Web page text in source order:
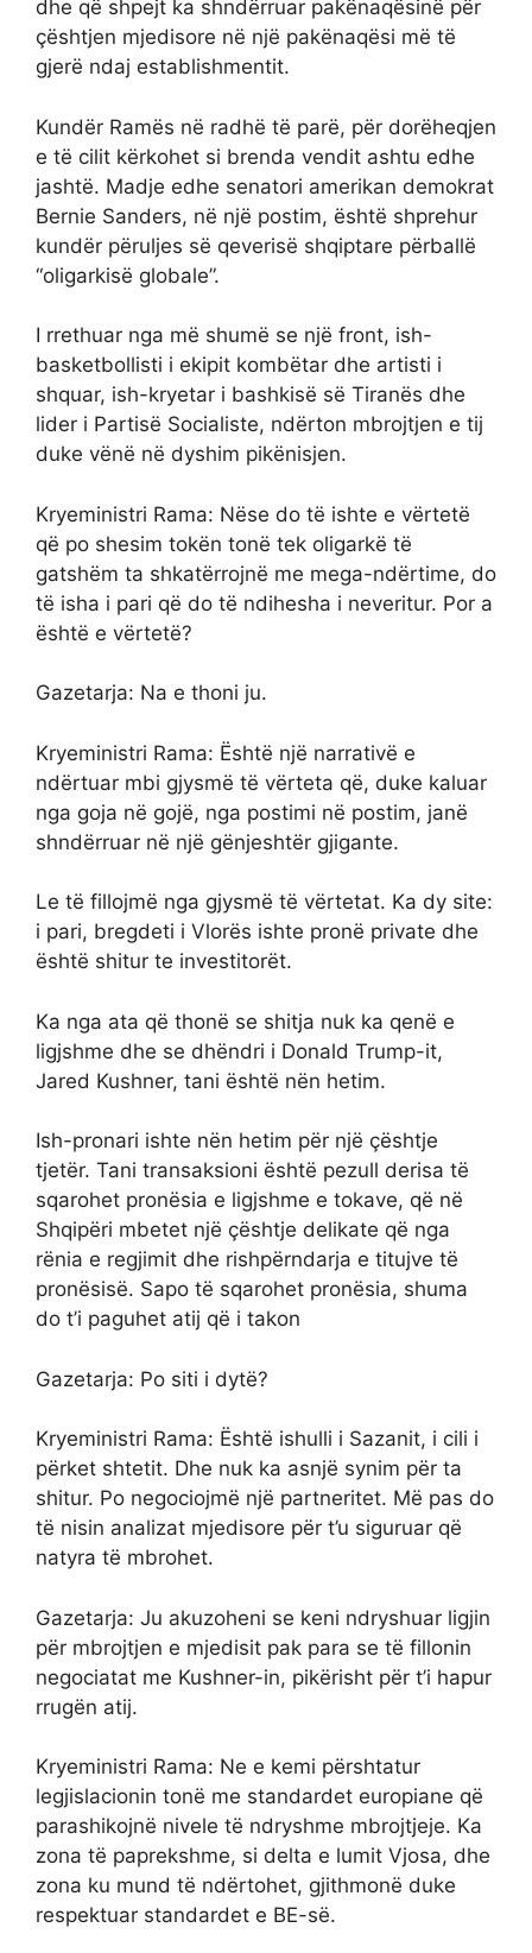
dhe që shpejt ka shndërruar pakënaqësinë për
çështjen mjedisore në një pakënaqësi më të
gjerë ndaj establishmentit.
Kundër Ramës në radhë të parë, për dorëheqjen
e të cilit kërkohet si brenda vendit ashtu edhe
jashtë. Madje edhe senatori amerikan demokrat
Bernie Sanders, në një postim, është shprehur
kundër përuljes së qeverisë shqiptare përballë
“oligarkisë globale”.
I rrethuar nga më shumë se një front, ish-
basketbollisti i ekipit kombëtar dhe artisti i
shquar, ish-kryetar i bashkisë së Tiranës dhe
lider i Partisë Socialiste, ndërton mbrojtjen e tij
duke vënë në dyshim pikënisjen.
Kryeministri Rama: Nëse do të ishte e vërtetë
që po shesim tokën tonë tek oligarkë të
gatshëm ta shkatërrojnë me mega-ndërtime, do
të isha i pari që do të ndihesha i neveritur. Por a
është e vërtetë?
Gazetarja: Na e thoni ju.
Kryeministri Rama: Është një narrativë e
ndërtuar mbi gjysmë të vërteta që, duke kaluar
nga goja në gojë, nga postimi në postim, janë
shndërruar në një gënjeshtër gjigante.
Le të fillojmë nga gjysmë të vërtetat. Ka dy site:
i pari, bregdeti i Vlorës ishte pronë private dhe
është shitur te investitorët.
Ka nga ata që thonë se shitja nuk ka qenë e
ligjshme dhe se dhëndri i Donald Trump-it,
Jared Kushner, tani është nën hetim.
Ish-pronari ishte nën hetim për një çështje
tjetër. Tani transaksioni është pezull derisa të
sqarohet pronësia e ligjshme e tokave, që në
Shqipëri mbetet një çështje delikate që nga
rënia e regjimit dhe rishpërndarja e titujve të
pronësisë. Sapo të sqarohet pronësia, shuma
do t’i paguhet atij që i takon
Gazetarja: Po siti i dytë?
Kryeministri Rama: Është ishulli i Sazanit, i cili i
përket shtetit. Dhe nuk ka asnjë synim për ta
shitur. Po negociojmë një partneritet. Më pas do
të nisin analizat mjedisore për t’u siguruar që
natyra të mbrohet.
Gazetarja: Ju akuzoheni se keni ndryshuar ligjin
për mbrojtjen e mjedisit pak para se të fillonin
negociatat me Kushner-in, pikërisht për t’i hapur
rrugën atij.
Kryeministri Rama: Ne e kemi përshtatur
legjislacionin tonë me standardet europiane që
parashikojnë nivele të ndryshme mbrojtjeje. Ka
zona të paprekshme, si delta e lumit Vjosa, dhe
zona ku mund të ndërtohet, gjithmonë duke
respektuar standardet e BE-së.